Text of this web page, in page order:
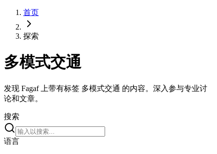
首页
探索
多模式交通
发现 Fagaf 上带有标签 多模式交通 的内容。深入参与专业讨
论和文章。
搜索
语言